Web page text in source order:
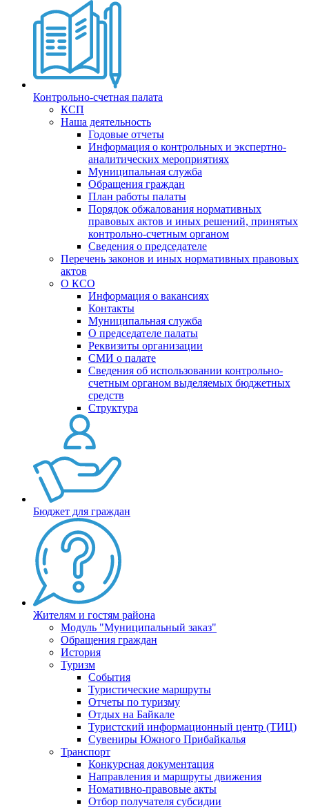
Контрольно-счетная палата
КСП
Наша деятельность
Годовые отчеты
Информация о контрольных и экспертно-
аналитических мероприятиях
Муниципальная служба
Обращения граждан
План работы палаты
Порядок обжалования нормативных
правовых актов и иных решений, принятых
контрольно-счетным органом
Сведения о председателе
Перечень законов и иных нормативных правовых
актов
О КСО
Информация о вакансиях
Контакты
Муниципальная служба
О председателе палаты
Реквизиты организации
СМИ о палате
Сведения об использовании контрольно-
счетным органом выделяемых бюджетных
средств
Структура
Бюджет для граждан
Жителям и гостям района
Модуль "Муниципальный заказ"
Обращения граждан
История
Туризм
События
Туристические маршруты
Отчеты по туризму
Отдых на Байкале
Туристский информационный центр (ТИЦ)
Сувениры Южного Прибайкалья
Транспорт
Конкурсная документация
Направления и маршруты движения
Номативно-правовые акты
Отбор получателя субсидии